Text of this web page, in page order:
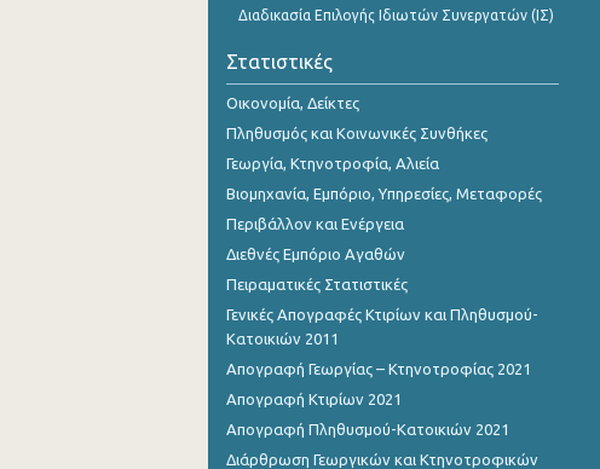
Διαδικασία Επιλογής Ιδιωτών Συνεργατών (ΙΣ)
Στατιστικές
Οικονομία, Δείκτες
Πληθυσμός και Κοινωνικές Συνθήκες
Γεωργία, Κτηνοτροφία, Αλιεία
Βιομηχανία, Εμπόριο, Υπηρεσίες, Μεταφορές
Περιβάλλον και Ενέργεια
Διεθνές Εμπόριο Αγαθών
Πειραματικές Στατιστικές
Γενικές Απογραφές Κτιρίων και Πληθυσμού-
Κατοικιών 2011
Απογραφή Γεωργίας – Κτηνοτροφίας 2021
Απογραφή Κτιρίων 2021
Απογραφή Πληθυσμού-Κατοικιών 2021
Διάρθρωση Γεωργικών και Κτηνοτροφικών